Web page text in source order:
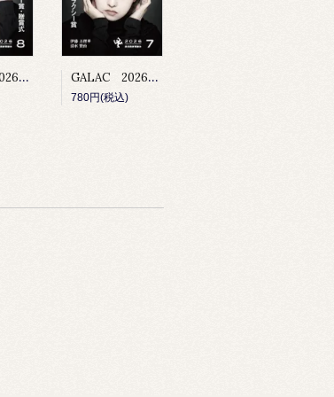
GALAC 2026年8月号 GALAC 2026年7月号
780円(税込)